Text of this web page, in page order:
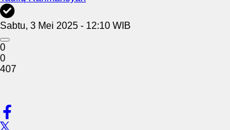
Sabtu, 3 Mei 2025 - 12:10 WIB
0
0
407